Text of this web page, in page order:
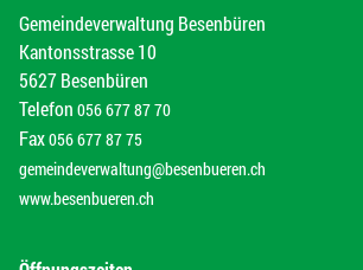
Gemeindeverwaltung Besenbüren
Kantonsstrasse 10
5627 Besenbüren
Telefon 056 677 87 70
Fax056 677 87 75
gemeindeverwaltung@besenbueren.ch
www.besenbueren.ch